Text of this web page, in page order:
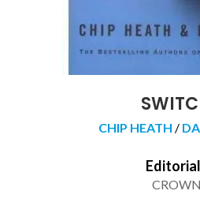
CHIP HEATH /
CROWN